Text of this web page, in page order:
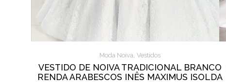
Moda Noiva, Vestidos
VESTIDO DE NOIVA TRADICIONAL BRANCO
RENDA ARABESCOS INÊS MAXIMUS ISOLDA